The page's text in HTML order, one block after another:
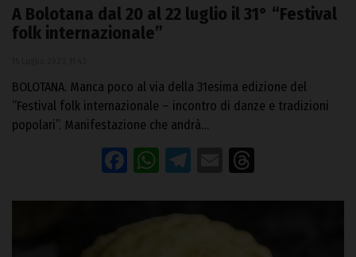
A Bolotana dal 20 al 22 luglio il 31° “Festival
folk internazionale”
BOLOTANA. Manca poco al via della 31esima edizione del
“Festival folk internazionale – incontro di danze e tradizioni
popolari”. Manifestazione che andrà…
Facebook
WhatsApp
Telegram
Email